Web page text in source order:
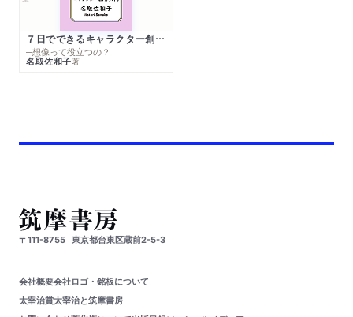
７日でできるキャラクター創作入門
─想像って役立つの？
名取佐和子著
〒111-8755 東京都台東区蔵前2-5-3
会社概要会社ロゴ・銘板について
太宰治賞太宰治と筑摩書房